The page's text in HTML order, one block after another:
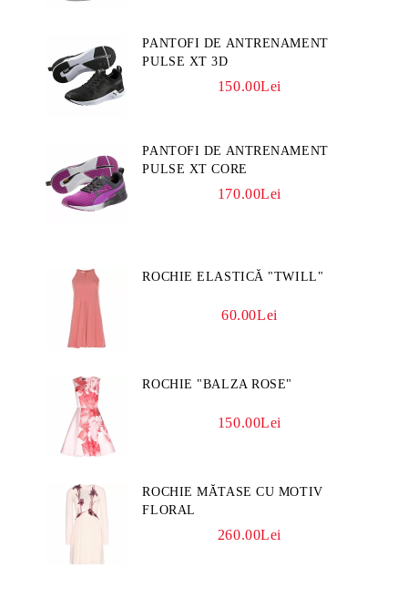
PANTOFI DE ANTRENAMENT
PULSE XT 3D
150.00Lei
PANTOFI DE ANTRENAMENT
PULSE XT CORE
170.00Lei
ROCHIE ELASTICĂ "TWILL"
60.00Lei
ROCHIE "BALZA ROSE"
150.00Lei
ROCHIE MĂTASE CU MOTIV
FLORAL
260.00Lei